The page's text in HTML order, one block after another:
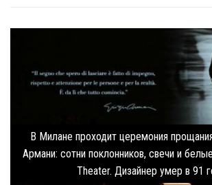
В Милане проходит церемония
Армани: сотни поклонников, свечи и
Theater. Дизайнер умер в 91